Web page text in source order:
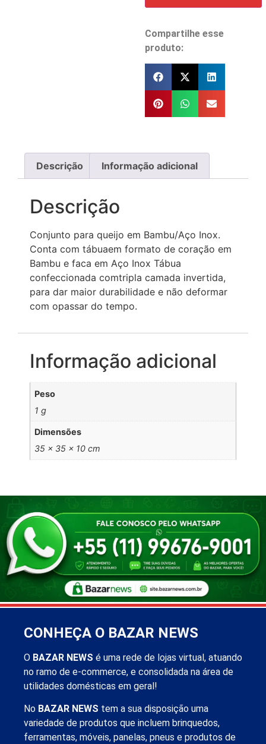
Compartilhe esse
produto:
Descrição Informação adicional
Descrição
Conjunto para queijo em Bambu/Aço Inox.
Conta com tábuaem formato de coração em
Bambu e faca em Aço Inox Tábua
confeccionada comtripla camada invertida,
para dar maior durabilidade e não deformar
com opassar do tempo.
Informação adicional
Peso
1 g
Dimensões
35 × 35 × 10 cm
CONHEÇA O BAZAR NEWS
O BAZAR NEWS é uma rede de lojas virtual, atuando
no ramo de e-commerce, e consolidada na área de
utilidades domésticas em geral!
No BAZAR NEWS tem a sua disposição uma
variedade de produtos que incluem brinquedos,
ferramentas, móveis, panelas, pneus e produtos de